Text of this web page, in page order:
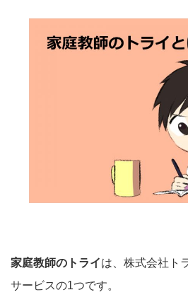
家庭教師のトライは、株式会社ト
サービスの1つです。